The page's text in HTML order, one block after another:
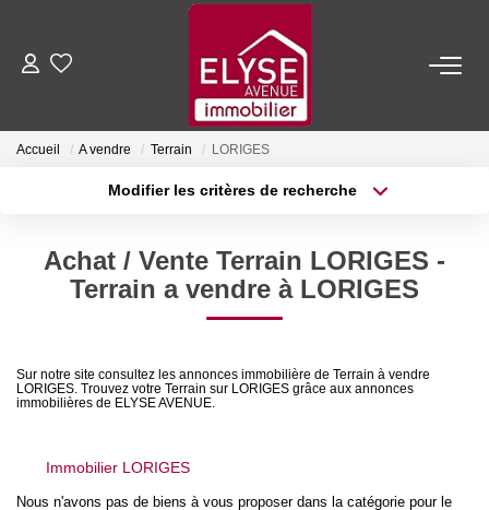
ACHETER
NOTRE AGENCE
Nous Rejoindre
Nos Actualités
Accueil A vendre Terrain LORIGES
Modifier les critères de recherche
Sélectionnez...
Type de bien
Surface min
Créer une alerte
Achat / Vente Terrain LORIGES -
Terrain a vendre à LORIGES
Sur notre site consultez les annonces immobilière de Terrain à vendre
LORIGES. Trouvez votre Terrain sur LORIGES grâce aux annonces
immobilières de ELYSE AVENUE.
Immobilier LORIGES
Nous n'avons pas de biens à vous proposer dans la catégorie pour le